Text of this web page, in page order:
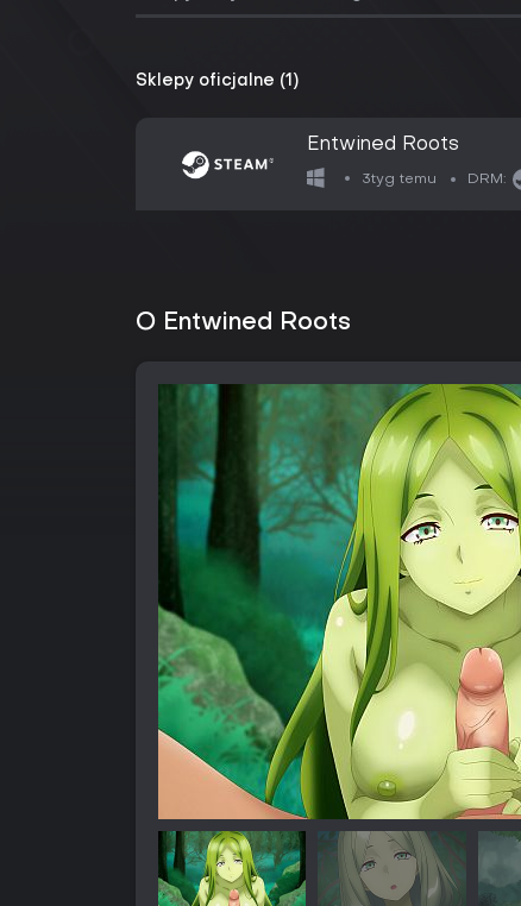
Sklepy oficjalne (1)
Entwined Roots
3tyg temu DRM:
O Entwined Roots